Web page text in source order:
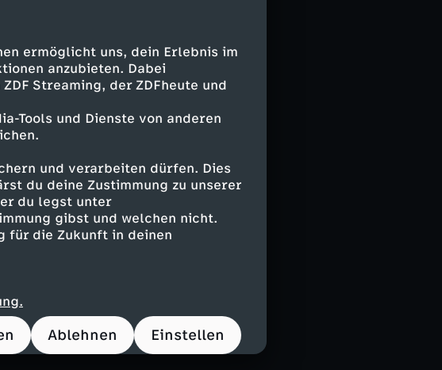
ermöglicht uns, dein Erlebnis im
anzubieten. Dabei
Streaming, der ZDFheute und
Tools und Dienste von anderen
und verarbeiten dürfen. Dies
du deine Zustimmung zu unserer
du legst unter
gibst und welchen nicht.
für die Zukunft in deinen
Ablehnen Einstellen